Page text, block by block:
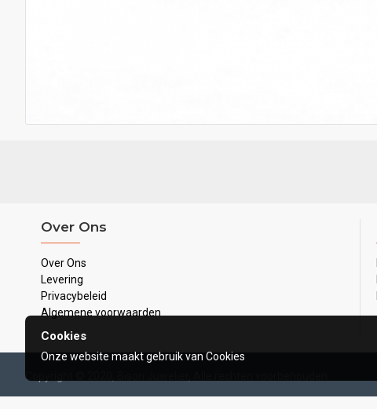
Over Ons
Over Ons
Levering
Privacybeleid
Algemene voorwaarden
Copyright © 2020, Bison Juwelier, Alle rechten voorbehouden
Cookies
Onze website maakt gebruik van Cookies